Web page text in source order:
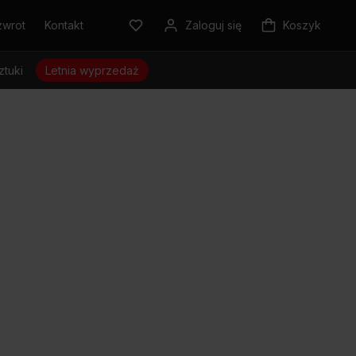
Kontakt Zaloguj się Koszyk
Letnia wyprzedaż